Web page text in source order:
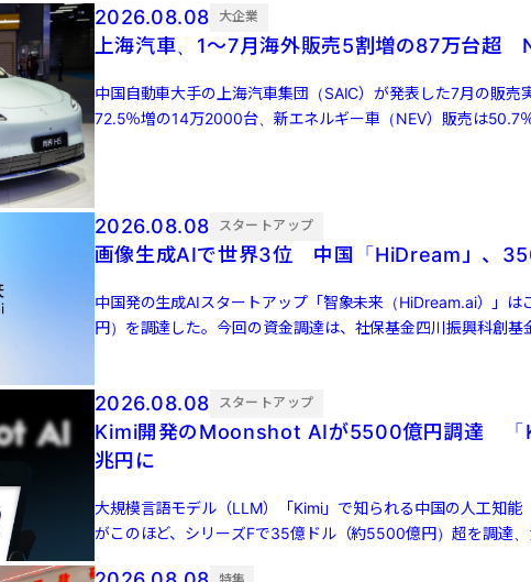
2026.08.08 大企業
上海汽車、1～7月海外販売5割増の87万台超
中国自動車大手の上海汽車集団（SAIC）が発表した7月の販売
72.5％増の14万2000台、新エネルギー車（NEV）販売は50.7
33万900 […]
2026.08.08 スタートアップ
画像生成AIで世界3位 中国「HiDream」、
中国発の生成AIスタートアップ「智象未来（HiDream.ai）」
円）を調達した。今回の資金調達は、社保基金四川振興科創
2026.08.08 スタートアップ
Kimi開発のMoonshot AIが5500億円調達 「
兆円に
大規模言語モデル（LLM）「Kimi」で知られる中国の人工知能
がこのほど、シリーズFで35億ドル（約5500億円）超を調達
500 […]